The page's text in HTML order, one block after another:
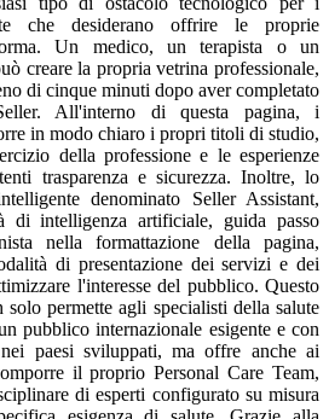
che desiderano offrire le proprie
Un medico, un terapista o un
creare la propria vetrina professionale,
di cinque minuti dopo aver completato
All'interno di questa pagina, i
in modo chiaro i propri titoli di studio,
della professione e le esperienze
trasparenza e sicurezza. Inoltre, lo
denominato Seller Assistant,
di intelligenza artificiale, guida passo
nella formattazione della pagina,
di presentazione dei servizi e dei
l'interesse del pubblico. Questo
permette agli specialisti della salute
pubblico internazionale esigente e con
paesi sviluppati, ma offre anche ai
il proprio Personal Care Team,
di esperti configurato su misura